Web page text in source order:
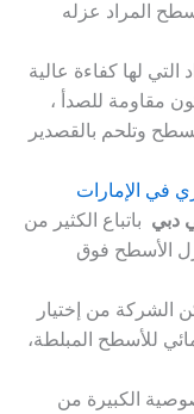
المراد عزله
التي لها كفاءة عالية
مقاومة للصدأ ،
وتلحم بالقصدير
في الإمارات
دبي باتباع الكثير من
الأسطح فوق
الشركة من إختيار
للأسطح المبلطة،
الكبيرة من